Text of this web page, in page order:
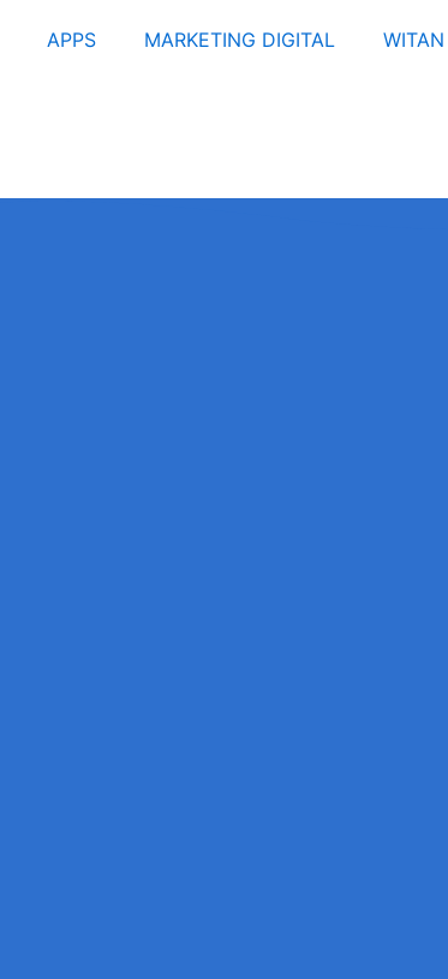
APPS MARKETING DIGITAL WITAN